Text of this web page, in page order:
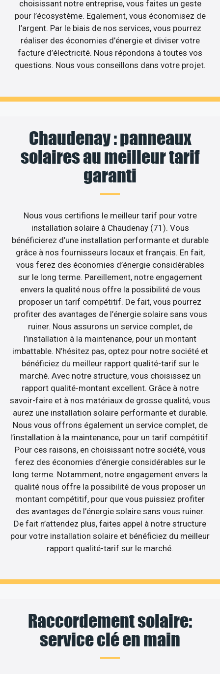
choisissant notre entreprise, vous faites un geste
pour l’écosystème. Egalement, vous économisez de
l’argent. Par le biais de nos services, vous pourrez
réaliser des économies d’énergie et diviser votre
facture d’électricité. Nous répondons à toutes vos
questions. Nous vous conseillons dans votre projet.
Chaudenay : panneaux
solaires au meilleur tarif
garanti
Nous vous certifions le meilleur tarif pour votre
installation solaire à Chaudenay (71). Vous
bénéficierez d’une installation performante et durable
grâce à nos fournisseurs locaux et français. En fait,
vous ferez des économies d’énergie considérables
sur le long terme. Pareillement, notre engagement
envers la qualité nous offre la possibilité de vous
proposer un tarif compétitif. De fait, vous pourrez
profiter des avantages de l’énergie solaire sans vous
ruiner. Nous assurons un service complet, de
l’installation à la maintenance, pour un montant
imbattable. N’hésitez pas, optez pour notre société et
bénéficiez du meilleur rapport qualité-tarif sur le
marché. Avec notre structure, vous choisissez un
rapport qualité-montant excellent. Grâce à notre
savoir-faire et à nos matériaux de grosse qualité, vous
aurez une installation solaire performante et durable.
Nous vous offrons également un service complet, de
l’installation à la maintenance, pour un tarif compétitif.
Pour ces raisons, en choisissant notre société, vous
ferez des économies d’énergie considérables sur le
long terme. Notamment, notre engagement envers la
qualité nous offre la possibilité de vous proposer un
montant compétitif, pour que vous puissiez profiter
des avantages de l’énergie solaire sans vous ruiner.
De fait n’attendez plus, faites appel à notre structure
pour votre installation solaire et bénéficiez du meilleur
rapport qualité-tarif sur le marché.
Raccordement solaire:
service clé en main